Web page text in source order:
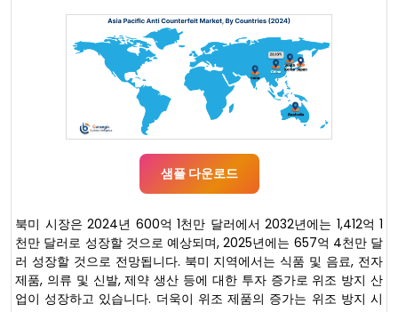
샘플 다운로드
북미 시장은 2024년 600억 1천만 달러에서 2032년에는 1,412억 1
천만 달러로 성장할 것으로 예상되며, 2025년에는 657억 4천만 달
러 성장할 것으로 전망됩니다. 북미 지역에서는 식품 및 음료, 전자
제품, 의류 및 신발, 제약 생산 등에 대한 투자 증가로 위조 방지 산
업이 성장하고 있습니다. 더욱이 위조 제품의 증가는 위조 방지 시